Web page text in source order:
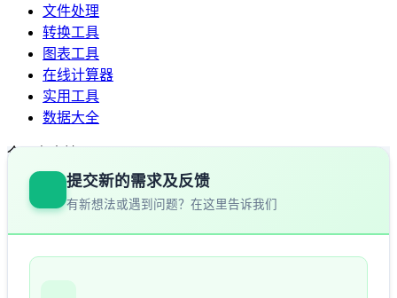
文件处理
转换工具
图表工具
在线计算器
实用工具
数据大全
全平台支持
提交新的需求及反馈
有新想法或遇到问题？在这里告诉我们